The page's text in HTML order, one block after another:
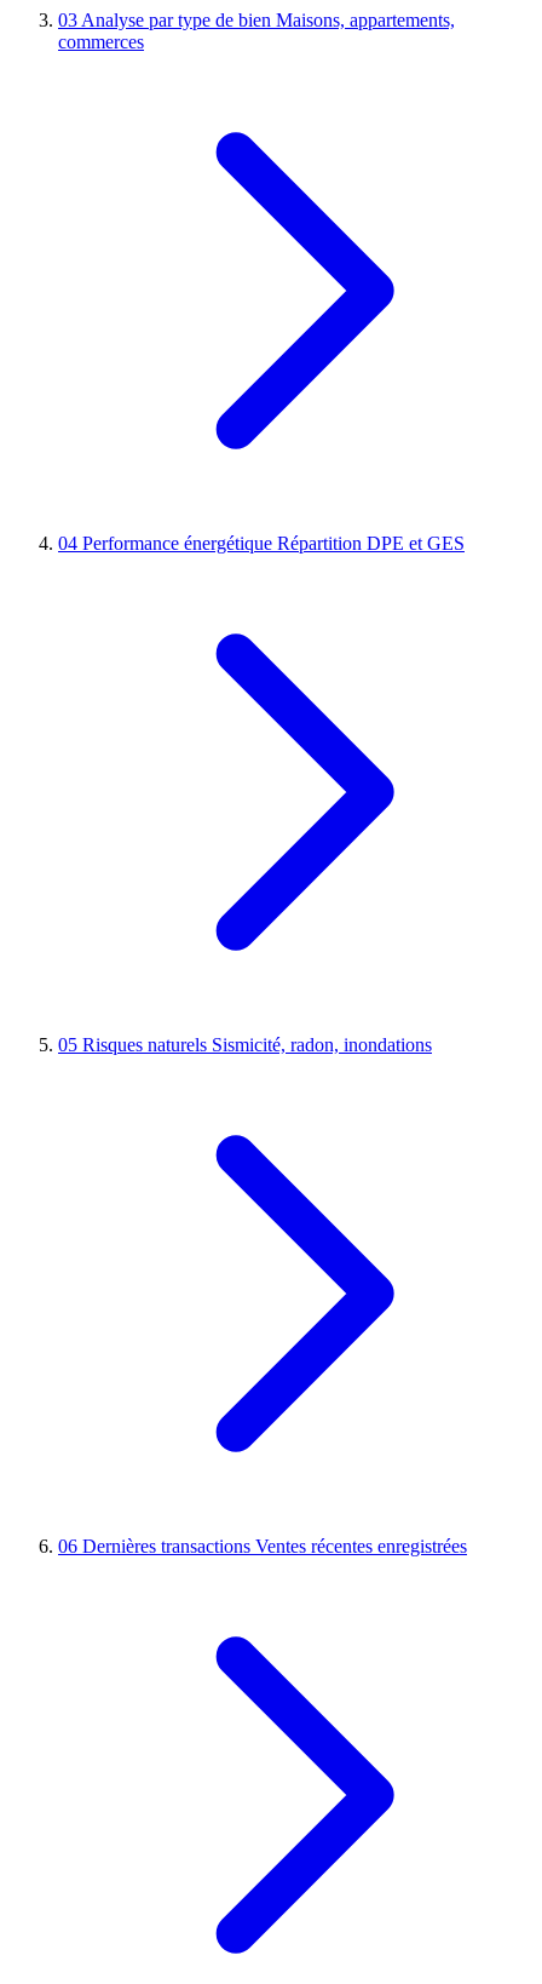
03 Analyse par type de bien Maisons, appartements,
commerces
04 Performance énergétique Répartition DPE et GES
05 Risques naturels Sismicité, radon, inondations
06 Dernières transactions Ventes récentes enregistrées